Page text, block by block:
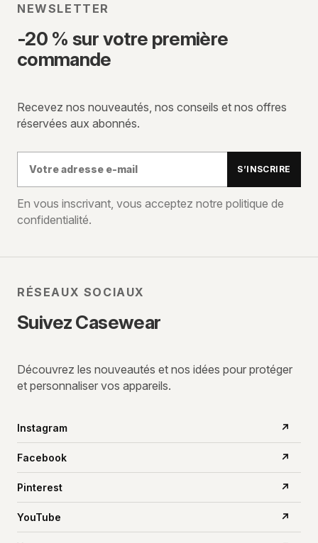
NEWSLETTER
-20 % sur votre première
commande
Recevez nos nouveautés, nos conseils et nos offres
réservées aux abonnés.
e-
mail
S’INSCRIRE
En vous inscrivant, vous acceptez notre politique de
confidentialité.
RÉSEAUX SOCIAUX
Suivez Casewear
Découvrez les nouveautés et nos idées pour protéger
et personnaliser vos appareils.
Instagram ↗
Facebook ↗
Pinterest ↗
YouTube ↗